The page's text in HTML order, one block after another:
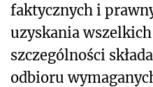
faktycznych i
uzyskania
szczególności
odbioru